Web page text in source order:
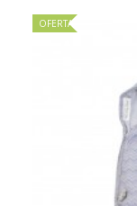
OFERTA